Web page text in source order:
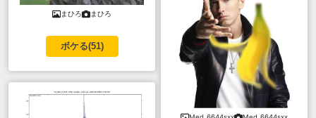
まひろ まひろ
ボケる(51)